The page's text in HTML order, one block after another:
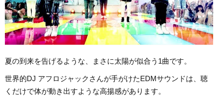
夏の到来を告げるような、まさに太陽が似合う1曲です。
世界的DJ アフロジャックさんが手がけたEDMサウンドは、聴
くだけで体が動き出すような高揚感があります。